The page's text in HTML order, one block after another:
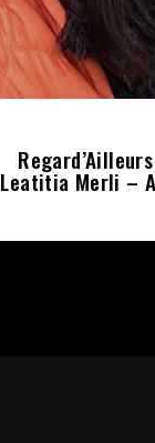
Leatitia Merli –